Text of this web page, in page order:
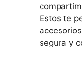
Estos te
segura y